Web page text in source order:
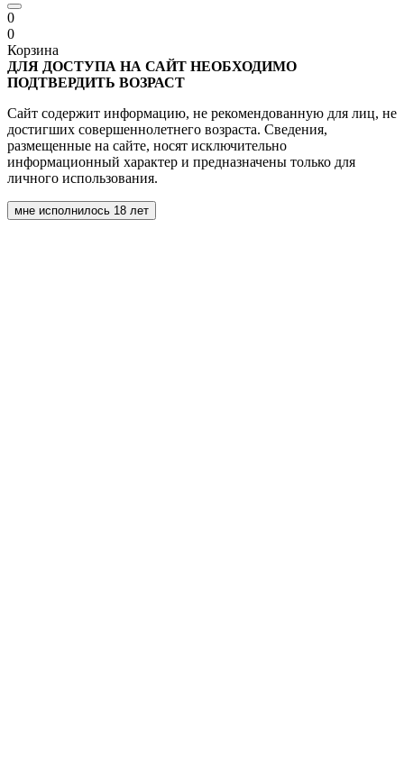
0
0
Корзина
ДЛЯ ДОСТУПА НА САЙТ НЕОБХОДИМО
ПОДТВЕРДИТЬ ВОЗРАСТ
Сайт содержит информацию, не рекомендованную для лиц, не
достигших совершеннолетнего возраста. Сведения,
размещенные на сайте, носят исключительно
информационный характер и предназначены только для
личного использования.
мне исполнилось 18 лет